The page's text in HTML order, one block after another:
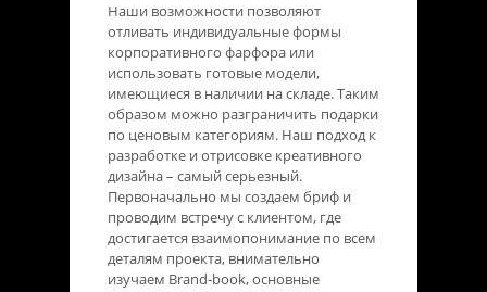
Наши возможности позволяют
отливать индивидуальные формы
корпоративного фарфора или
использовать готовые модели,
имеющиеся в наличии на складе. Таким
образом можно разграничить подарки
по ценовым категориям. Наш подход к
разработке и отрисовке креативного
дизайна – самый серьезный.
Первоначально мы создаем бриф и
проводим встречу с клиентом, где
достигается взаимопонимание по всем
деталям проекта, внимательно
изучаем Brand-book, основные